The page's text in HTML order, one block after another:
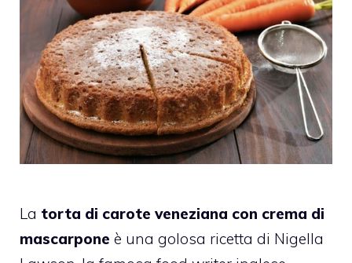
La torta di carote veneziana con crema di
mascarpone è una golosa ricetta di Nigella